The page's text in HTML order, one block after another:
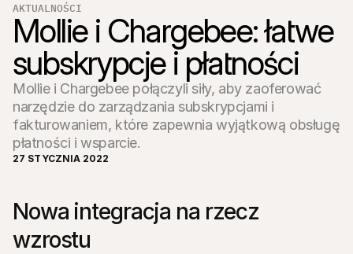
Przyjmuj płatności
terminali i innych
Checkout
Oferuj proces
zoptymalizowany
konwersji
Płatności cykliczne
Pobieraj cykliczne i
płatności
Akceptacja i
Dowiedz się więcej o naszym Programie Partnerskim dla
Agencji
AKTUALNOŚCI
Mollie i Chargebee: łatwe
subskrypcje i płatności
Mollie i Chargebee połączyli siły, aby zaoferować
narzędzie do zarządzania subskrypcjami i
fakturowaniem, które zapewnia wyjątkową obsługę
płatności i wsparcie.
27 STYCZNIA 2022
Nowa integracja na rzecz
wzrostu